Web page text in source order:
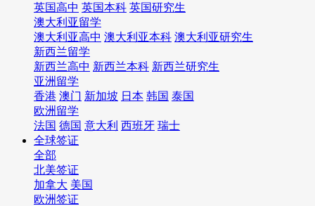
英国高中 英国本科 英国研究生
澳大利亚留学
澳大利亚高中 澳大利亚本科 澳大利亚研究生
新西兰留学
新西兰高中 新西兰本科 新西兰研究生
亚洲留学
香港 澳门 新加坡 日本 韩国 泰国
欧洲留学
法国 德国 意大利 西班牙 瑞士
全球签证
全部
北美签证
加拿大 美国
欧洲签证